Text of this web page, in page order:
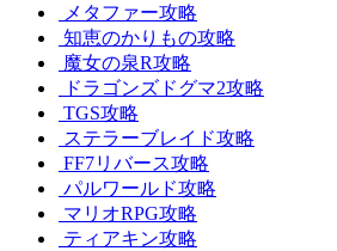
メタファー攻略
知恵のかりもの攻略
魔女の泉R攻略
ドラゴンズドグマ2攻略
TGS攻略
ステラーブレイド攻略
FF7リバース攻略
パルワールド攻略
マリオRPG攻略
ティアキン攻略